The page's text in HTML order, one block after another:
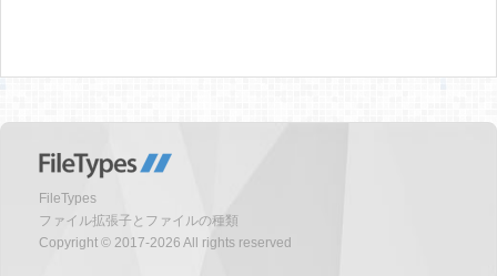
FileTypes
ファイル拡張子とファイルの種類
Copyright © 2017-2026 All rights reserved